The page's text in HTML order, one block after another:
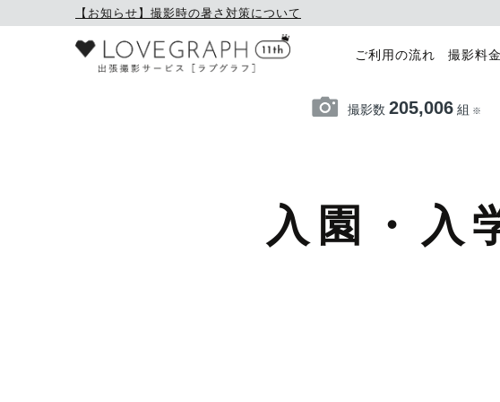
【お知らせ】撮影時の暑さ対策について
ご利用の流れ 撮影料
撮影数 205,006組 ※
入園・入